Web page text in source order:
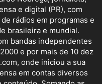
e digital (PR), com
rádios em programas e
brasileira e mundial.
bandas independentes
e por mais de 10 dez
onde iniciou a sua
em contas diversos